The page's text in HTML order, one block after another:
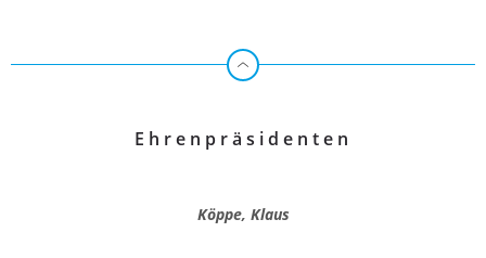
Ehrenpräsidenten
Köppe, Klaus